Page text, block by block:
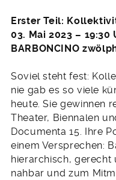
Erster Teil:
03. Mai 2023 – 19:30
BARBONCINO
Soviel steht fest:
nie gab es so viele
heute. Sie gewinnen
Theater, Biennalen
Documenta 15. Ihre
einem Versprechen:
hierarchisch, gerecht
nahbar und zum